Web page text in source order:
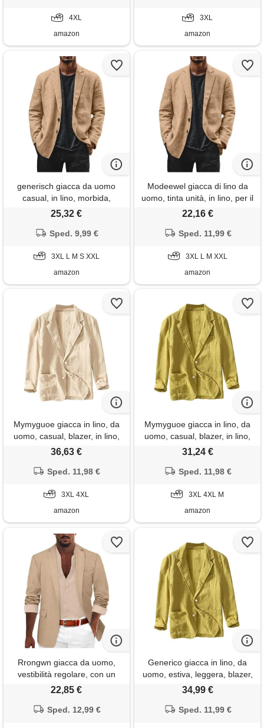
4XL
amazon
senza cappuccio, cachi, 3xl
3XL
amazon
generisch giacca da uomo
casual, in lino, morbida,
comoda, per il tempo libero,
blazer da uomo, leggera,
25,32 €
Sped. 9,99 €
3XL L M S XXL
amazon
Modeewel giacca di lino da
uomo, tinta unità, in lino, per il
tempo libero, estiva, per le
sportiva, cachi, m
22,16 €
Sped. 11,99 €
3XL L M XXL
amazon
Mymyguoe giacca in lino, da
uomo, casual, blazer, in lino,
traspirante, con bottoni,
estivi, taglie forti, giacca
36,63 €
Sped. 11,98 €
3XL 4XL
amazon
Mymyguoe giacca in lino, da
uomo, casual, blazer, in lino,
traspirante, con bottoni,
estivi, taglie forti, giacca
31,24 €
Sped. 11,98 €
3XL 4XL M
amazon
Rrongwn giacca da uomo,
vestibilità regolare, con un
bottone, giacca elasticizzata,
tempo libero, giacca sportiva
22,85 €
Sped. 12,99 €
Generico giacca in lino, da
uomo, estiva, leggera, blazer,
per il tempo libero, con due
il tempo libero
34,99 €
Sped. 11,99 €